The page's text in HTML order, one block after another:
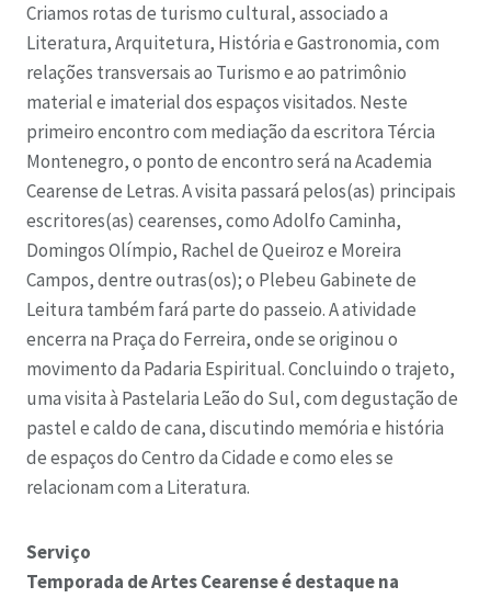
Criamos rotas de turismo cultural, associado a
Literatura, Arquitetura, História e Gastronomia, com
relações transversais ao Turismo e ao patrimônio
material e imaterial dos espaços visitados. Neste
primeiro encontro com mediação da escritora Tércia
Montenegro, o ponto de encontro será na Academia
Cearense de Letras.A visita passará pelos(as) principais
escritores(as) cearenses, como Adolfo Caminha,
Domingos Olímpio, Rachel de Queiroz e Moreira
Campos, dentre outras(os); o Plebeu Gabinete de
Leitura também fará parte do passeio. A atividade
encerra na Praça do Ferreira, onde se originou o
movimento da Padaria Espiritual. Concluindo o trajeto,
uma visita à Pastelaria Leão do Sul, com degustação de
pastel e caldo de cana, discutindo memória e história
de espaços do Centro da Cidade e como eles se
relacionam com a Literatura.
Serviço
Temporada de Artes Cearense é destaque na